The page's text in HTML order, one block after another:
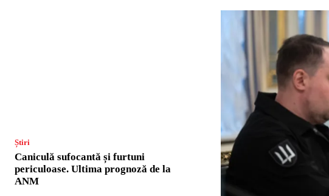
Știri
Caniculă sufocantă și furtuni
periculoase. Ultima prognoză de la
ANM